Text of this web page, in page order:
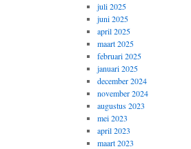
juli 2025
juni 2025
april 2025
maart 2025
februari 2025
januari 2025
december 2024
november 2024
augustus 2023
mei 2023
april 2023
maart 2023